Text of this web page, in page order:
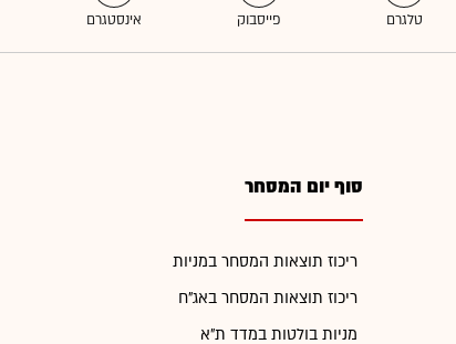
סוף יום המסחר
ריכוז תוצאות המסחר במניות
ריכוז תוצאות המסחר באג"ח
מניות בולטות במדד ת"א